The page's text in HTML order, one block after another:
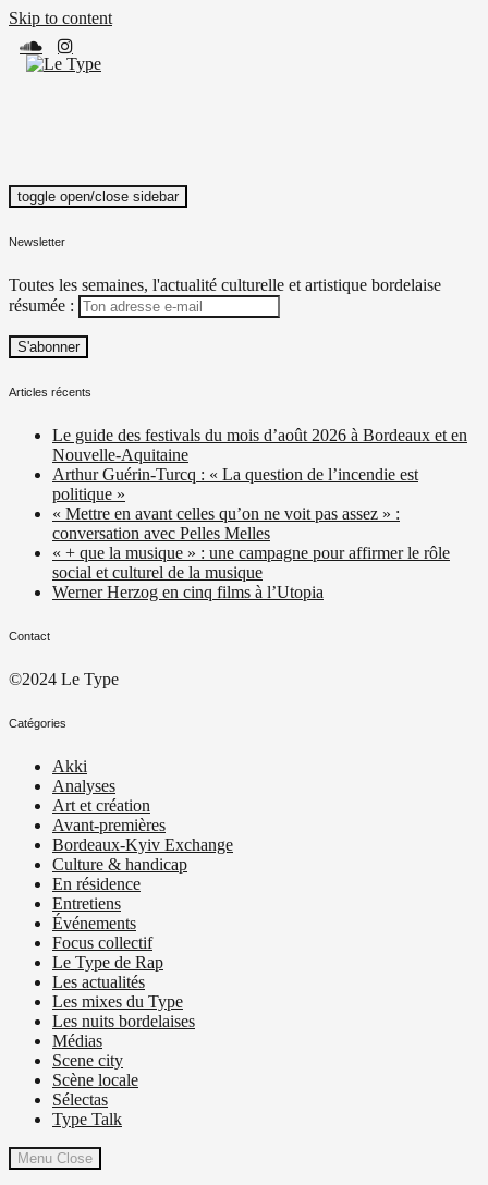
Skip to content
Le Type
Média culturel, indépendant et local.
toggle open/close sidebar
Newsletter
Toutes les semaines, l'actualité culturelle et artistique bordelaise
résumée :
Articles récents
Le guide des festivals du mois d’août 2026 à Bordeaux et en
Nouvelle-Aquitaine
Arthur Guérin-Turcq : « La question de l’incendie est
politique »
« Mettre en avant celles qu’on ne voit pas assez » :
conversation avec Pelles Melles
« + que la musique » : une campagne pour affirmer le rôle
social et culturel de la musique
Werner Herzog en cinq films à l’Utopia
Contact
©2024 Le Type
Catégories
Akki
Analyses
Art et création
Avant-premières
Bordeaux-Kyiv Exchange
Culture & handicap
En résidence
Entretiens
Événements
Focus collectif
Le Type de Rap
Les actualités
Les mixes du Type
Les nuits bordelaises
Médias
Scene city
Scène locale
Sélectas
Type Talk
Menu Close